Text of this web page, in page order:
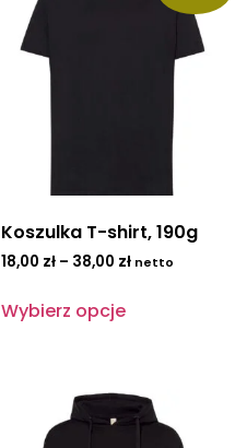
Koszulka T-shirt, 190g
18,00 zł – 38,00 zł netto
Wybierz opcje